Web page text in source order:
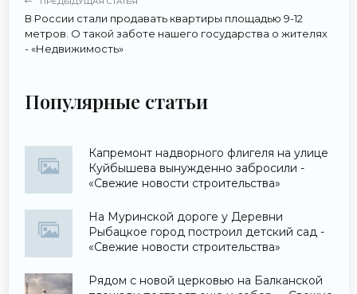
В России стали продавать квартиры площадью 9-12
метров. О такой заботе нашего государства о жителях
- «Недвижимость»
Популярные статьи
Капремонт надворного флигеля на улице
Куйбышева вынужденно забросили -
«Свежие новости строительства»
На Муринской дороге у Деревни
Рыбацкое город построил детский сад -
«Свежие новости строительства»
Рядом с новой церковью на Балканской